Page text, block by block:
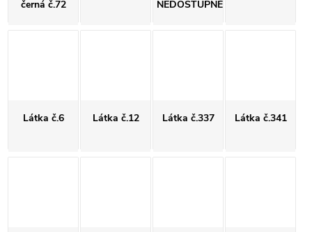
černá č.72
NEDOSTUPNÉ
Látka č.6 Látka č.12 Látka č.337 Látka č.341